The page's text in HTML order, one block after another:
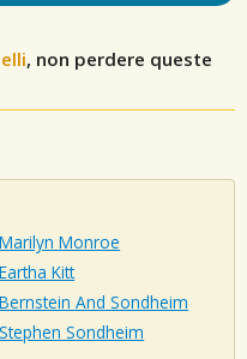
, non perdere queste
Marilyn Monroe
Eartha Kitt
Bernstein And Sondheim
Stephen Sondheim